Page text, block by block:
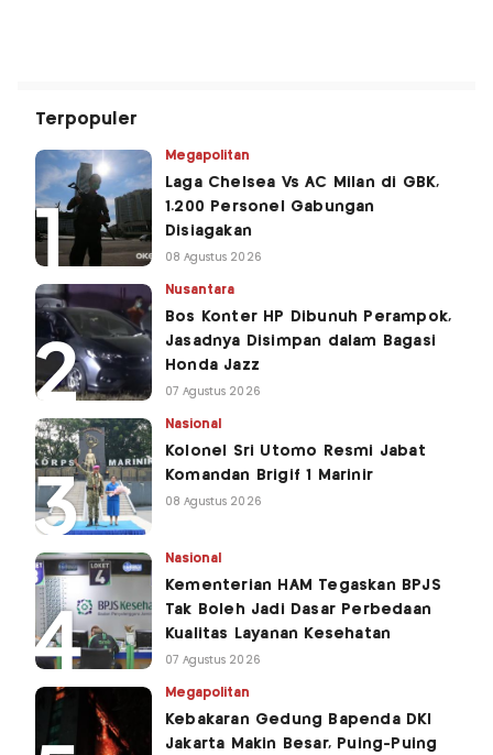
Terpopuler
Megapolitan
Laga Chelsea Vs AC Milan di GBK,
1.200 Personel Gabungan
Disiagakan
08 Agustus 2026
Nusantara
Bos Konter HP Dibunuh Perampok,
Jasadnya Disimpan dalam Bagasi
Honda Jazz
07 Agustus 2026
Nasional
Kolonel Sri Utomo Resmi Jabat
Komandan Brigif 1 Marinir
08 Agustus 2026
Nasional
Kementerian HAM Tegaskan BPJS
Tak Boleh Jadi Dasar Perbedaan
Kualitas Layanan Kesehatan
07 Agustus 2026
Megapolitan
Kebakaran Gedung Bapenda DKI
Jakarta Makin Besar, Puing-Puing